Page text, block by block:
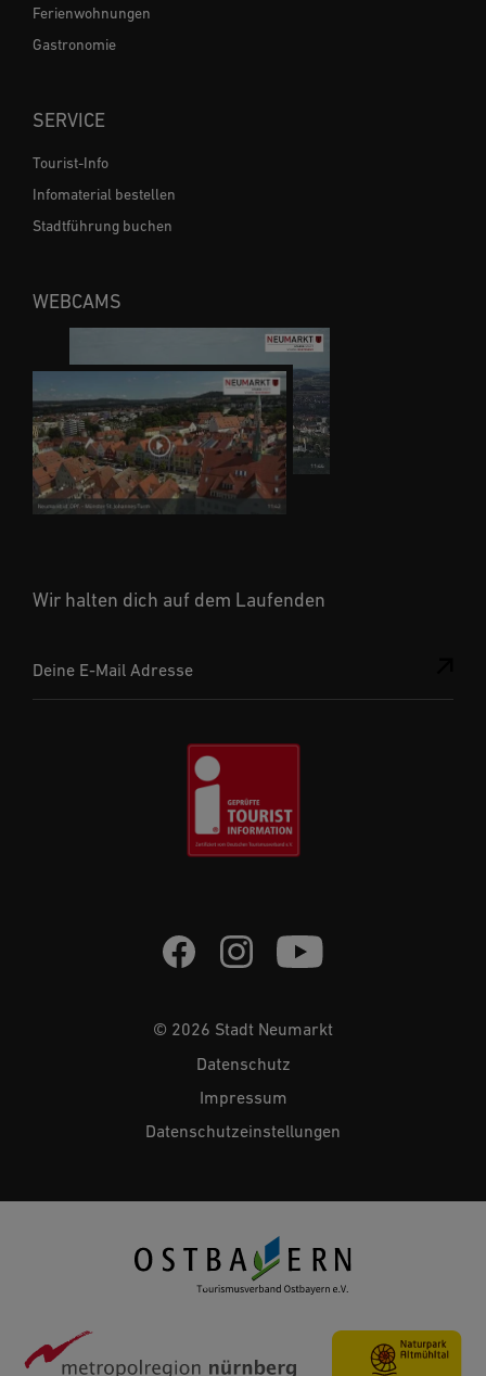
Wir halten dich auf dem Laufenden
Deine E-Mail Adresse
Ferienwohnungen
Gastronomie
SERVICE
Tourist-Info
Infomaterial bestellen
Stadtführung buchen
WEBCAMS
© 2026 Stadt Neumarkt
Datenschutz
Impressum
Datenschutzeinstellungen